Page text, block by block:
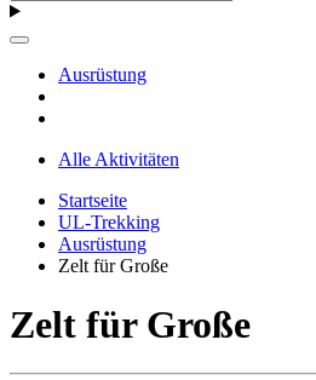
Ausrüstung
Alle Aktivitäten
Startseite
UL-Trekking
Ausrüstung
Zelt für Große
Zelt für Große